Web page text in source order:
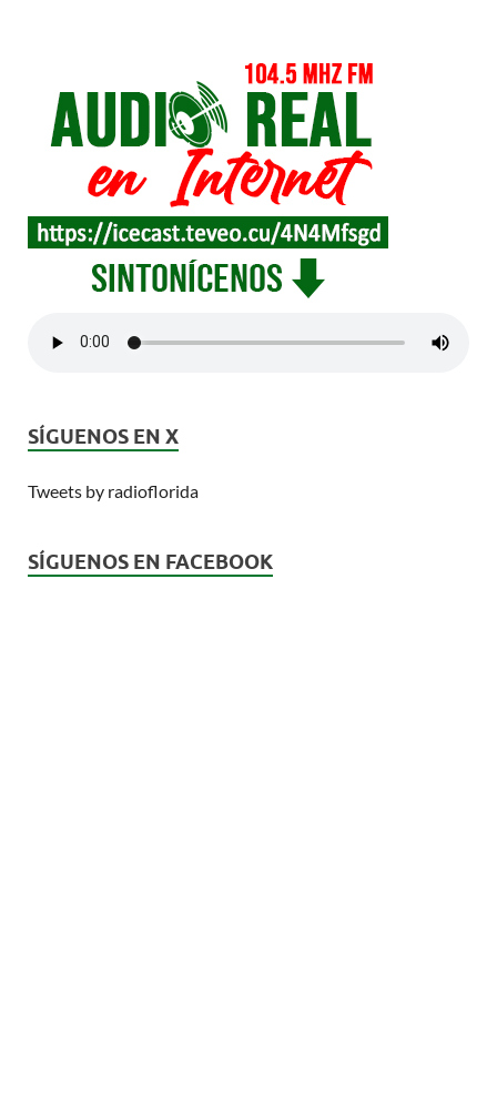
SÍGUENOS EN X
Tweets by radioflorida
SÍGUENOS EN FACEBOOK